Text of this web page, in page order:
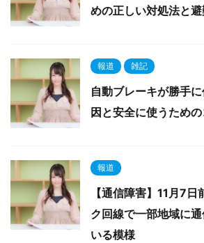
めの正しい対処法と
報道 雑記
自動ブレーキが勝手
因と安全に使うため
報道
【通信障害】11月7
ク回線で一部地域に
いる模様